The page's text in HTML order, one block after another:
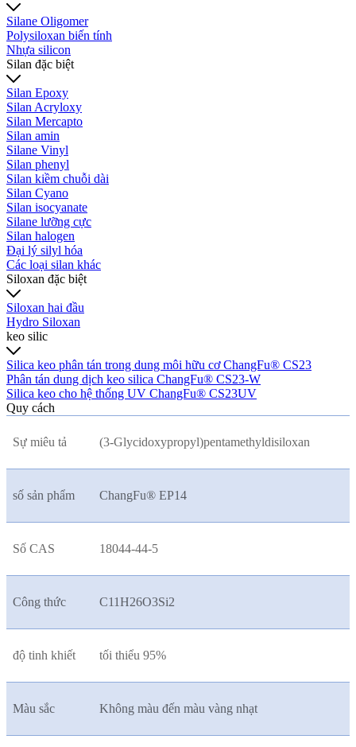
Silane Oligomer
Polysiloxan biến tính
Nhựa silicon
Silan đặc biệt
Silan Epoxy
Silan Acryloxy
Silan Mercapto
Silan amin
Silane Vinyl
Silan phenyl
Silan kiềm chuỗi dài
Silan Cyano
Silan isocyanate
Silane lưỡng cực
Silan halogen
Đại lý silyl hóa
Các loại silan khác
Siloxan đặc biệt
Siloxan hai đầu
Hydro Siloxan
keo silic
Silica keo phân tán trong dung môi hữu cơ ChangFu® CS23
Phân tán dung dịch keo silica ChangFu® CS23-W
Silica keo cho hệ thống UV ChangFu® CS23UV
Quy cách
Sự miêu tả (3-Glycidoxypropyl)pentamethyldisiloxan
số sản phẩm ChangFu® EP14
Số CAS 18044-44-5
Công thức C11H26O3Si2
độ tinh khiết tối thiểu 95%
Màu sắc Không màu đến màu vàng nhạt